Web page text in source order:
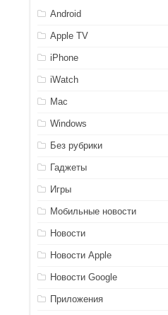
Android
Apple TV
iPhone
iWatch
Mac
Windows
Без рубрики
Гаджеты
Игры
Мобильные новости
Новости
Новости Apple
Новости Google
Приложения